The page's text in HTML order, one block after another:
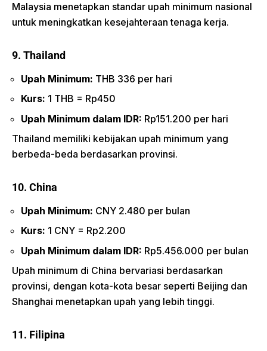
Malaysia menetapkan standar upah minimum nasional
untuk meningkatkan kesejahteraan tenaga kerja.
9. Thailand
Upah Minimum: THB 336 per hari
Kurs: 1 THB = Rp450
Upah Minimum dalam IDR: Rp151.200 per hari
Thailand memiliki kebijakan upah minimum yang
berbeda-beda berdasarkan provinsi.
10. China
Upah Minimum: CNY 2.480 per bulan
Kurs: 1 CNY = Rp2.200
Upah Minimum dalam IDR: Rp5.456.000 per bulan
Upah minimum di China bervariasi berdasarkan
provinsi, dengan kota-kota besar seperti Beijing dan
Shanghai menetapkan upah yang lebih tinggi.
11. Filipina